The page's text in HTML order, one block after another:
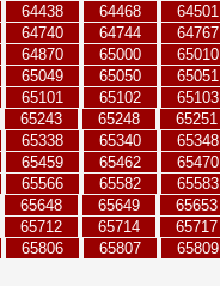
64438 64468 64501
64740 64744 64767
64870 65000 65010
65049 65050 65051
65101 65102 65103
65243 65248 65251
65338 65340 65348
65459 65462 65470
65566 65582 65583
65648 65649 65653
65712 65714 65717
65806 65807 65809